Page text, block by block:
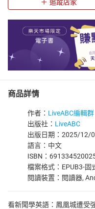
追蹤店家
商品詳情
作者： LiveABC編輯群
出版社： LiveABC
出版日期：2025/12/
語言：中文
ISBN：
檔案格式：EPUB3-固
閱讀裝置：閱讀器,
看新聞學英語：鳳凰城遭受